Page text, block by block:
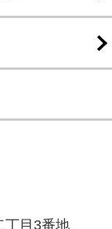
丁目3番地